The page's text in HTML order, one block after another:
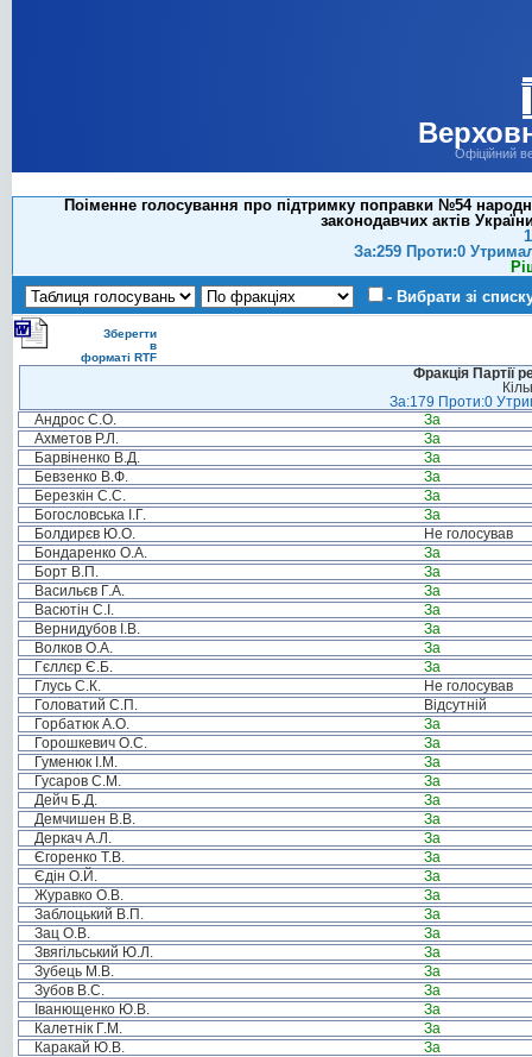
Офіційний
Поіменне голосування про підтримку поправки №54
законодавчих актів
За:259 Проти:0
- Вибрати зі
Зберегти
в
форматі RTF
Фракція Партії
За:179 Проти:0
Андрос С.О.
За
Ахметов Р.Л.
За
Барвіненко В.Д.
За
Бевзенко В.Ф.
За
Березкін С.С.
За
Богословська І.Г.
За
Болдирєв Ю.О.
Не голосував
Бондаренко О.А.
За
Борт В.П.
За
Васильєв Г.А.
За
Васютін С.І.
За
Вернидубов І.В.
За
Волков О.А.
За
Гєллєр Є.Б.
За
Глусь С.К.
Не голосував
Головатий С.П.
Відсутній
Горбатюк А.О.
За
Горошкевич О.С.
За
Гуменюк І.М.
За
Гусаров С.М.
За
Дейч Б.Д.
За
Демчишен В.В.
За
Деркач А.Л.
За
Єгоренко Т.В.
За
Єдін О.Й.
За
Журавко О.В.
За
Заблоцький В.П.
За
Зац О.В.
За
Звягільський Ю.Л.
За
Зубець М.В.
За
Зубов В.С.
За
Іванющенко Ю.В.
За
Калетнік Г.М.
За
Каракай Ю.В.
За